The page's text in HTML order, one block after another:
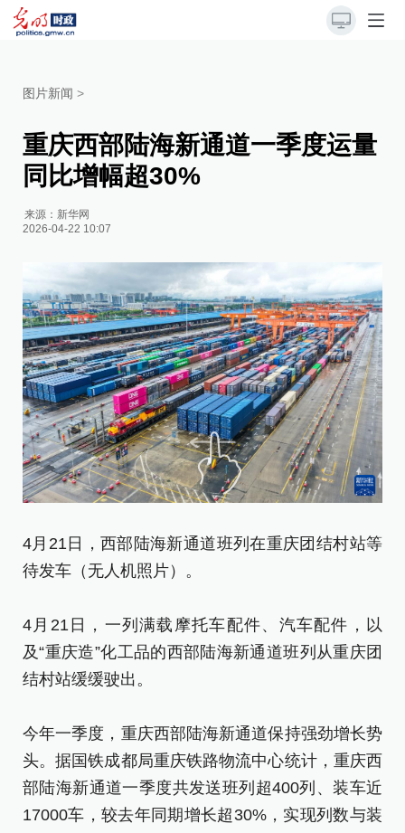
图片新闻 >
重庆西部陆海新通道一季度运量
同比增幅超30%
来源： 新华网
2026-04-22 10:07
4月21日，西部陆海新通道班列在重庆团结村站等
待发车（无人机照片）。
4月21日，一列满载摩托车配件、汽车配件，以
及“重庆造”化工品的西部陆海新通道班列从重庆团
结村站缓缓驶出。
今年一季度，重庆西部陆海新通道保持强劲增长势
头。据国铁成都局重庆铁路物流中心统计，重庆西
部陆海新通道一季度共发送班列超400列、装车近
17000车，较去年同期增长超30%，实现列数与装